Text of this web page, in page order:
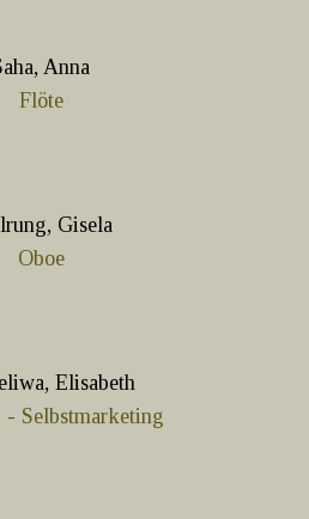
Anna
Flöte
Gisela
Oboe
Elisabeth
- Selbstmarketing